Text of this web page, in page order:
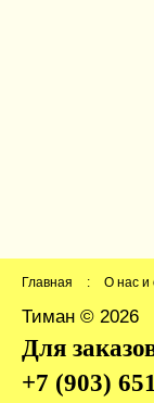
Главная : О нас и
Тиман © 2026
Для
+7 (903)